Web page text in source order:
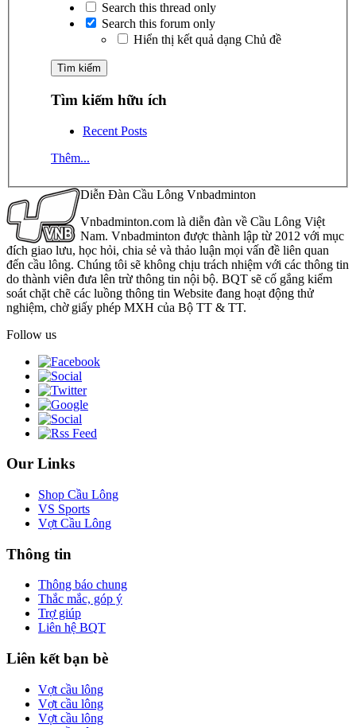
Search this thread only
Search this forum only
Hiển thị kết quả dạng Chủ đề
Tìm kiếm hữu ích
Recent Posts
Thêm...
Diễn Đàn Cầu Lông Vnbadminton
Vnbadminton.com là diễn đàn về Cầu Lông Việt
Nam. Vnbadminton được thành lập từ 2012 với mục
đích giao lưu, học hỏi, chia sẻ và thảo luận mọi vấn đề liên quan
đến cầu lông. Chúng tôi sẽ không chịu trách nhiệm với các thông tin
do thành viên đưa lên trừ thông tin nội bộ. BQT sẽ cố gắng kiểm
soát chặt chẽ các luồng thông tin Website đang hoạt động thử
nghiệm, chờ giấy phép MXH của Bộ TT & TT.
Follow us
Our Links
Shop Cầu Lông
VS Sports
Vợt Cầu Lông
Thông tin
Thông báo chung
Thắc mắc, góp ý
Trợ giúp
Liên hệ BQT
Liên kết bạn bè
Vợt cầu lông
Vợt cầu lông
Vợt cầu lông